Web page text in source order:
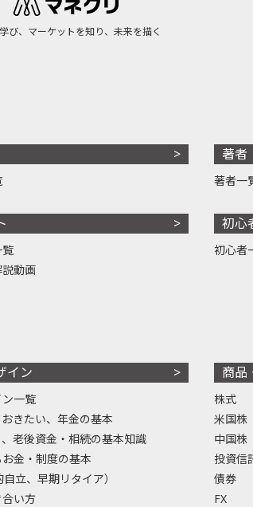
び、マーケットを知り、未来を描く
動画
著者
著者一
初心
初心者
イン
一覧
きたい、年金の基本
老後資金・相続の基本知識
金・制度の基本
立、早期リタイア）
い方
商品
株式
米国株
中国株
投資信
債券
FX